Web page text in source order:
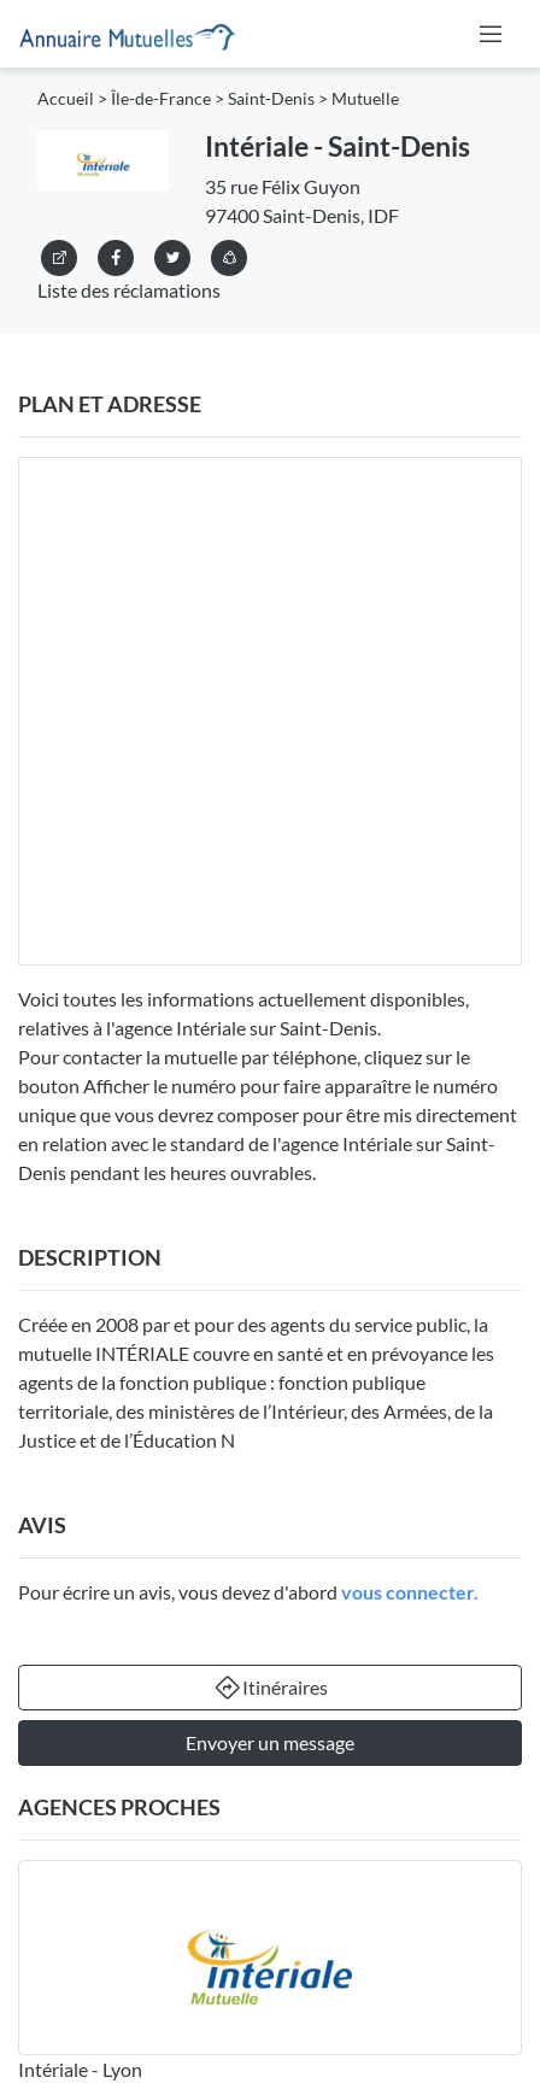
Accueil > Île-de-France > Saint-Denis > Mutuelle
Intériale - Saint-Denis
35 rue Félix Guyon
97400 Saint-Denis, IDF
Liste des réclamations
PLAN ET ADRESSE
Voici toutes les informations actuellement disponibles,
relatives à l'agence Intériale sur Saint-Denis.
Pour contacter la mutuelle par téléphone, cliquez sur le
bouton Afficher le numéro pour faire apparaître le numéro
unique que vous devrez composer pour être mis directement
en relation avec le standard de l'agence Intériale sur Saint-
Denis pendant les heures ouvrables.
DESCRIPTION
Créée en 2008 par et pour des agents du service public, la
mutuelle INTÉRIALE couvre en santé et en prévoyance les
agents de la fonction publique : fonction publique
territoriale, des ministères de l’Intérieur, des Armées, de la
Justice et de l’Éducation N
AVIS
Pour écrire un avis, vous devez d'abord vous connecter.
Itinéraires
Envoyer un message
AGENCES PROCHES
Intériale - Lyon